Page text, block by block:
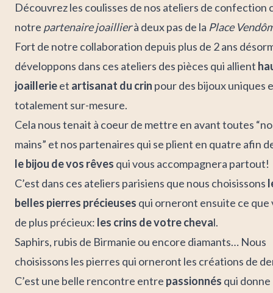
Découvrez les coulisses de nos ateliers de confection
notre partenaire joaillierà deux pas de la Place
Fort de notre collaboration depuis plus de 2 ans
développons dans ces ateliers des pièces qui allient
joaillerieet artisanat du crin pour des bijoux uniques
totalement sur-mesure.
Cela nous tenait à coeur de mettre en avant toutes
mains” et nos partenaires qui se plient en quatre afin
le bijou de vos rêves qui vous accompagnera partout!
C’est dans ces ateliers parisiens que nous choisissons
belles pierres précieuses qui orneront ensuite ce que
de plus précieux: les crins de votre cheval.
Saphirs, rubis de Birmanie ou encore diamants… Nous
choisissons les pierres qui orneront les créations de
C’est une belle rencontre entre passionnés qui donne